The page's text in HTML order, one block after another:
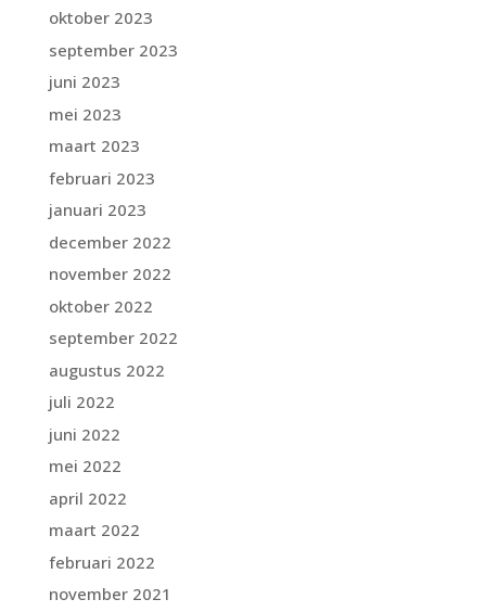
oktober 2023
september 2023
juni 2023
mei 2023
maart 2023
februari 2023
januari 2023
december 2022
november 2022
oktober 2022
september 2022
augustus 2022
juli 2022
juni 2022
mei 2022
april 2022
maart 2022
februari 2022
november 2021